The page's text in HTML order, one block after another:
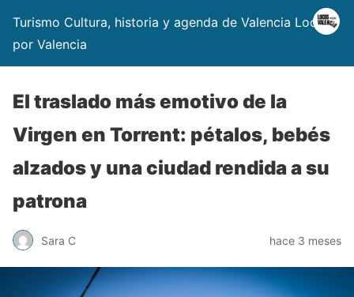
Turismo Cultura, historia y agenda de Valencia Locos
por Valencia
El traslado más emotivo de la
Virgen en Torrent: pétalos, bebés
alzados y una ciudad rendida a su
patrona
Sara C hace 3 meses